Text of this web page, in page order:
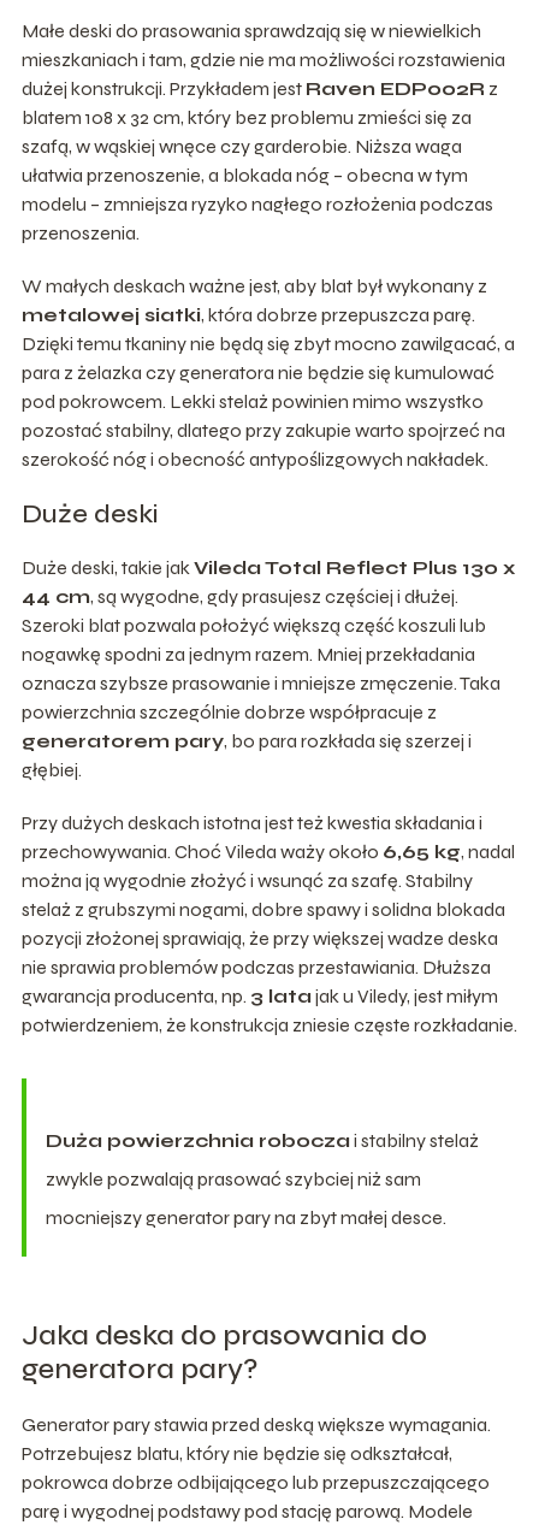
Małe deski do prasowania sprawdzają się w niewielkich
mieszkaniach i tam, gdzie nie ma możliwości rozstawienia
dużej konstrukcji. Przykładem jest Raven EDP002R z
blatem 108 x 32 cm, który bez problemu zmieści się za
szafą, w wąskiej wnęce czy garderobie. Niższa waga
ułatwia przenoszenie, a blokada nóg – obecna w tym
modelu – zmniejsza ryzyko nagłego rozłożenia podczas
przenoszenia.
W małych deskach ważne jest, aby blat był wykonany z
metalowej siatki, która dobrze przepuszcza parę.
Dzięki temu tkaniny nie będą się zbyt mocno zawilgacać, a
para z żelazka czy generatora nie będzie się kumulować
pod pokrowcem. Lekki stelaż powinien mimo wszystko
pozostać stabilny, dlatego przy zakupie warto spojrzeć na
szerokość nóg i obecność antypoślizgowych nakładek.
Duże deski
Duże deski, takie jakVileda Total Reflect Plus 130 x
44 cm, są wygodne, gdy prasujesz częściej i dłużej.
Szeroki blat pozwala położyć większą część koszuli lub
nogawkę spodni za jednym razem. Mniej przekładania
oznacza szybsze prasowanie i mniejsze zmęczenie. Taka
powierzchnia szczególnie dobrze współpracuje z
generatorem pary, bo para rozkłada się szerzej i
głębiej.
Przy dużych deskach istotna jest też kwestia składania i
przechowywania. Choć Vileda waży około 6,65 kg, nadal
można ją wygodnie złożyć i wsunąć za szafę. Stabilny
stelaż z grubszymi nogami, dobre spawy i solidna blokada
pozycji złożonej sprawiają, że przy większej wadze deska
nie sprawia problemów podczas przestawiania. Dłuższa
gwarancja producenta, np. 3 lata jak u Viledy, jest miłym
potwierdzeniem, że konstrukcja zniesie częste rozkładanie.
Duża powierzchnia robocza i stabilny stelaż
zwykle pozwalają prasować szybciej niż sam
mocniejszy generator pary na zbyt małej desce.
Jaka deska do prasowania do
generatora pary?
Generator pary stawia przed deską większe wymagania.
Potrzebujesz blatu, który nie będzie się odkształcał,
pokrowca dobrze odbijającego lub przepuszczającego
parę i wygodnej podstawy pod stację parową. Modele